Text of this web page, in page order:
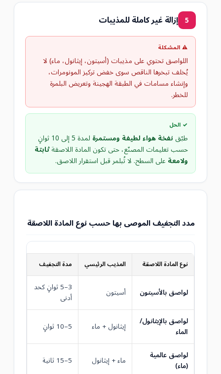
5 إزالة غير كاملة للمذيبات
⚠ المشكلة
اللواصق تحتوي على مذيبات (أسيتون، إيثانول، ماء) لا
يُخلف تبخرها الناقص سوى خفض تركيز المونومرات،
وإنشاء مسامات في الطبقة الهجينة وتعريض البلمرة
للخطر.
✓ الحل
طبّق نفخة هواء لطيفة ومستمرة لمدة 5 إلى 10 ثوانٍ
حسب تعليمات المصنّع، حتى تكون المادة اللاصقةثابتة
ولامعة على السطح. لا تُبلمر قبل استقرار اللاصق.
مدد التجفيف الموصى بها حسب نوع المادة اللاصقة
نوع المادة اللاصقة المذيب الرئيسي مدة التجفيف
لواصق بالأسيتون أسيتون 3–5 ثوانٍ كحد
أدنى
لواصق بالإيثانول/
الماء إيثانول + ماء 5–10 ثوانٍ
لواصق عالمية
(ماء) ماء + إيثانول 5–15 ثانية